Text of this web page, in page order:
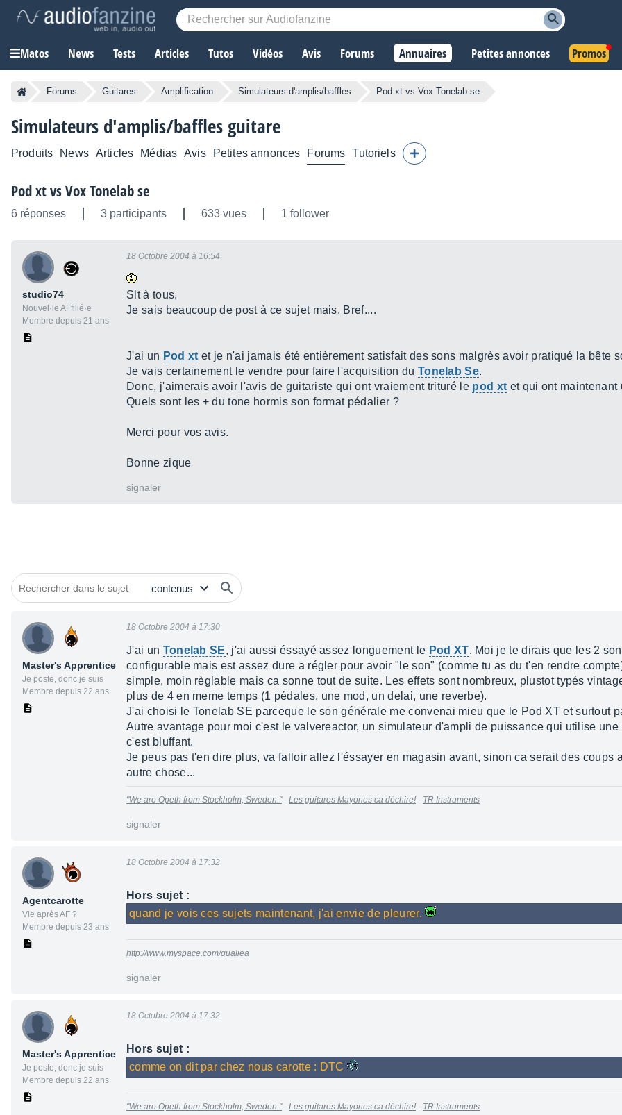
Matos News Tests Articles Tutos Vidéos Avis Forums Annuaires Petites annonces Promos
Forums Guitares Amplification Simulateurs d'amplis/baffles Pod xt vs Vox Tonelab se
Simulateurs d'amplis/baffles guitare
Produits News Articles Médias Avis Petites annonces Forums Tutoriels
Pod xt vs Vox Tonelab se
6 réponses 3 participants 633 vues 1 follower
studio74
Nouvel·le AFfilié·e
Membre depuis 21 ans
18 Octobre 2004 à 16:54
Slt à tous,
Je sais beaucoup de post à ce sujet mais, Bref....
J'ai un Pod xt et je n'ai jamais été entièrement satisfait des sons malgrès avoir pratiqué la bête
Je vais certainement le vendre pour faire l'acquisition du Tonelab Se.
Donc, j'aimerais avoir l'avis de guitariste qui ont vraiement trituré le pod xt et qui ont maintenant
Quels sont les + du tone hormis son format pédalier ?
Merci pour vos avis.
Bonne zique
signaler
Master's Apprentice
Je poste, donc je suis
Membre depuis 22 ans
18 Octobre 2004 à 17:30
J'ai un Tonelab SE, j'ai aussi éssayé assez longuement le Pod XT. Moi je te dirais que les 2
configurable mais est assez dure a régler pour avoir "le son" (comme tu as du t'en rendre
simple, moin règlable mais ca sonne tout de suite. Les effets sont nombreux, plustot typés
plus de 4 en meme temps (1 pédales, une mod, un delai, une reverbe).
J'ai choisi le Tonelab SE parceque le son générale me convenai mieu que le Pod XT et surtout
Autre avantage pour moi c'est le valvereactor, un simulateur d'ampli de puissance qui utilise
c'est bluffant.
Je peus pas t'en dire plus, va falloir allez l'éssayer en magasin avant, sinon ca serait des coups
autre chose...
"We are Opeth from Stockholm, Sweden."- Les guitares Mayones ca déchire! - TR Instruments
signaler
Agentcarotte
Vie après AF ?
Membre depuis 23 ans
18 Octobre 2004 à 17:32
Hors sujet :
quand je vois ces sujets maintenant, j'ai envie de pleurer.
http://www.myspace.com/qualiea
signaler
Master's Apprentice
Je poste, donc je suis
Membre depuis 22 ans
18 Octobre 2004 à 17:32
Hors sujet :
comme on dit par chez nous carotte : DTC
"We are Opeth from Stockholm, Sweden."- Les guitares Mayones ca déchire! - TR Instruments